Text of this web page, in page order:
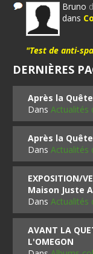
Bruno
dans
"Test de anti-
DERNIÈRES
Après la
DansActualités
Après la
DansActualités
EXPOSITION/
Maison Juste
DansActualités
AVANT LA
L'OMEGON